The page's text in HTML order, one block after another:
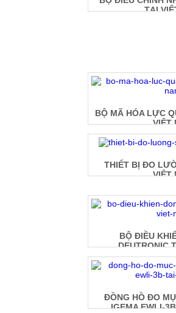
TẠI
BỘ MÃ HÓA LỰC
VIỆT
THIẾT BỊ ĐO
VIỆT
BỘ ĐIỀU
DEUTRONIC
ĐỒNG HỒ ĐO
IGEMA EWLI-